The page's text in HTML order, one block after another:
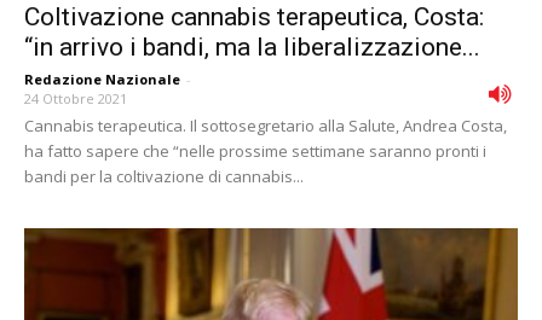
Coltivazione cannabis terapeutica, Costa:
“in arrivo i bandi, ma la liberalizzazione...
Redazione Nazionale -
24 Ottobre 2021
Cannabis terapeutica. Il sottosegretario alla Salute, Andrea Costa,
ha fatto sapere che “nelle prossime settimane saranno pronti i
bandi per la coltivazione di cannabis...